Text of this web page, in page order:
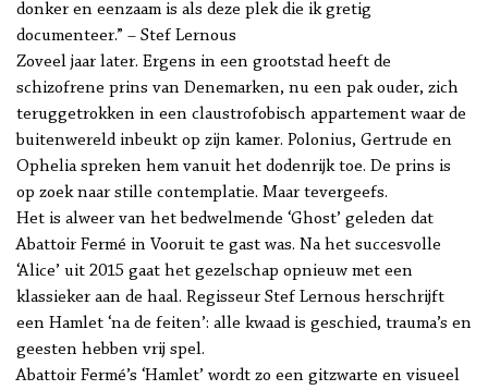
donker en eenzaam is als deze plek die ik gretig
documenteer.” – Stef Lernous
Zoveel jaar later. Ergens in een grootstad heeft de
schizofrene prins van Denemarken, nu een pak ouder, zich
teruggetrokken in een claustrofobisch appartement waar de
buitenwereld inbeukt op zijn kamer. Polonius, Gertrude en
Ophelia spreken hem vanuit het dodenrijk toe. De prins is
op zoek naar stille contemplatie. Maar tevergeefs.
Het is alweer van het bedwelmende ‘Ghost’ geleden dat
Abattoir Fermé in Vooruit te gast was. Na het succesvolle
‘Alice’ uit 2015 gaat het gezelschap opnieuw met een
klassieker aan de haal. Regisseur Stef Lernous herschrijft
een Hamlet ‘na de feiten’: alle kwaad is geschied, trauma’s en
geesten hebben vrij spel.
Abattoir Fermé’s ‘Hamlet’ wordt zo een gitzwarte en visueel